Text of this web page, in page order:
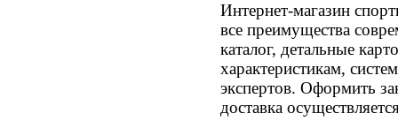
Интернет-магазин
все преимущества
каталог, детальные
характеристикам,
экспертов. Оформить
доставка